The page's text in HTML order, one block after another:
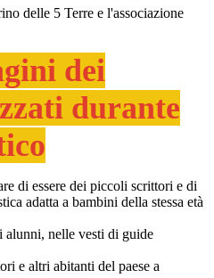
delle 5 Terre e l'associazione
dei
durante
di essere dei piccoli scrittori e di
adatta a bambini della stessa età
alunni, nelle vesti di guide
e altri abitanti del paese a